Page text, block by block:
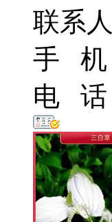
联系
手 机
电 话